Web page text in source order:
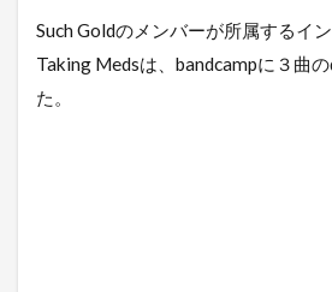
Such Goldのメンバーが所属するイ
Taking Medsは、bandcampに３曲
た。